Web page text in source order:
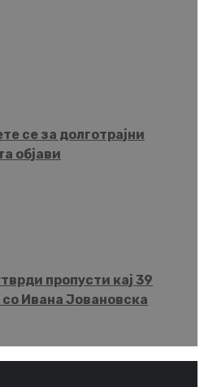
се за долготрајни
објави
пропусти кај 39
со Ивана Јовановска